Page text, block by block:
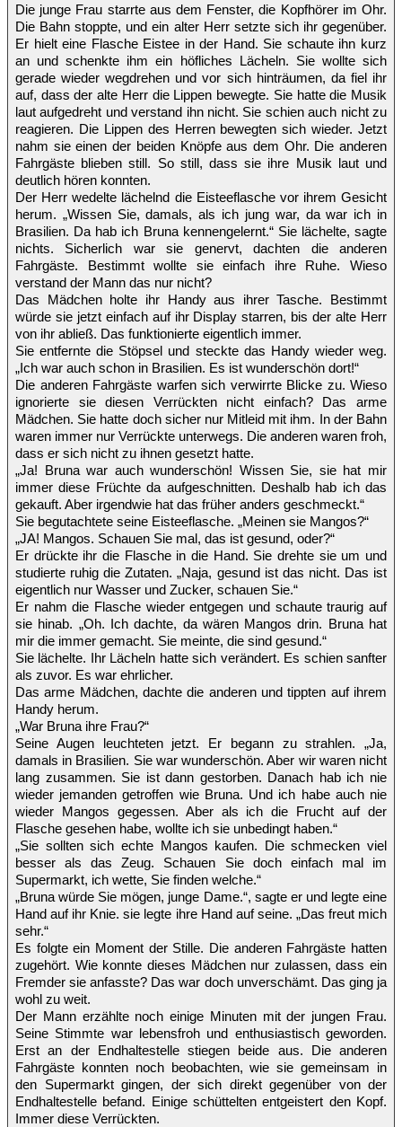
Die junge Frau starrte aus dem Fenster, die Kopfhörer im Ohr.
Die Bahn stoppte, und ein alter Herr setzte sich ihr gegenüber.
Er hielt eine Flasche Eistee in der Hand. Sie schaute ihn kurz
an und schenkte ihm ein höfliches Lächeln. Sie wollte sich
gerade wieder wegdrehen und vor sich hinträumen, da fiel ihr
auf, dass der alte Herr die Lippen bewegte. Sie hatte die Musik
laut aufgedreht und verstand ihn nicht. Sie schien auch nicht zu
reagieren. Die Lippen des Herren bewegten sich wieder. Jetzt
nahm sie einen der beiden Knöpfe aus dem Ohr. Die anderen
Fahrgäste blieben still. So still, dass sie ihre Musik laut und
deutlich hören konnten.
Der Herr wedelte lächelnd die Eisteeflasche vor ihrem Gesicht
herum. „Wissen Sie, damals, als ich jung war, da war ich in
Brasilien. Da hab ich Bruna kennengelernt.“ Sie lächelte, sagte
nichts. Sicherlich war sie genervt, dachten die anderen
Fahrgäste. Bestimmt wollte sie einfach ihre Ruhe. Wieso
verstand der Mann das nur nicht?
Das Mädchen holte ihr Handy aus ihrer Tasche. Bestimmt
würde sie jetzt einfach auf ihr Display starren, bis der alte Herr
von ihr abließ. Das funktionierte eigentlich immer.
Sie entfernte die Stöpsel und steckte das Handy wieder weg.
„Ich war auch schon in Brasilien. Es ist wunderschön dort!“
Die anderen Fahrgäste warfen sich verwirrte Blicke zu. Wieso
ignorierte sie diesen Verrückten nicht einfach? Das arme
Mädchen. Sie hatte doch sicher nur Mitleid mit ihm. In der Bahn
waren immer nur Verrückte unterwegs. Die anderen waren froh,
dass er sich nicht zu ihnen gesetzt hatte.
„Ja! Bruna war auch wunderschön! Wissen Sie, sie hat mir
immer diese Früchte da aufgeschnitten. Deshalb hab ich das
gekauft. Aber irgendwie hat das früher anders geschmeckt.“
Sie begutachtete seine Eisteeflasche. „Meinen sie Mangos?“
„JA! Mangos. Schauen Sie mal, das ist gesund, oder?“
Er drückte ihr die Flasche in die Hand. Sie drehte sie um und
studierte ruhig die Zutaten. „Naja, gesund ist das nicht. Das ist
eigentlich nur Wasser und Zucker, schauen Sie.“
Er nahm die Flasche wieder entgegen und schaute traurig auf
sie hinab. „Oh. Ich dachte, da wären Mangos drin. Bruna hat
mir die immer gemacht. Sie meinte, die sind gesund.“
Sie lächelte. Ihr Lächeln hatte sich verändert. Es schien sanfter
als zuvor. Es war ehrlicher.
Das arme Mädchen, dachte die anderen und tippten auf ihrem
Handy herum.
„War Bruna ihre Frau?“
Seine Augen leuchteten jetzt. Er begann zu strahlen. „Ja,
damals in Brasilien. Sie war wunderschön. Aber wir waren nicht
lang zusammen. Sie ist dann gestorben. Danach hab ich nie
wieder jemanden getroffen wie Bruna. Und ich habe auch nie
wieder Mangos gegessen. Aber als ich die Frucht auf der
Flasche gesehen habe, wollte ich sie unbedingt haben.“
„Sie sollten sich echte Mangos kaufen. Die schmecken viel
besser als das Zeug. Schauen Sie doch einfach mal im
Supermarkt, ich wette, Sie finden welche.“
„Bruna würde Sie mögen, junge Dame.“, sagte er und legte eine
Hand auf ihr Knie. sie legte ihre Hand auf seine. „Das freut mich
sehr.“
Es folgte ein Moment der Stille. Die anderen Fahrgäste hatten
zugehört. Wie konnte dieses Mädchen nur zulassen, dass ein
Fremder sie anfasste? Das war doch unverschämt. Das ging ja
wohl zu weit.
Der Mann erzählte noch einige Minuten mit der jungen Frau.
Seine Stimmte war lebensfroh und enthusiastisch geworden.
Erst an der Endhaltestelle stiegen beide aus. Die anderen
Fahrgäste konnten noch beobachten, wie sie gemeinsam in
den Supermarkt gingen, der sich direkt gegenüber von der
Endhaltestelle befand. Einige schüttelten entgeistert den Kopf.
Immer diese Verrückten.